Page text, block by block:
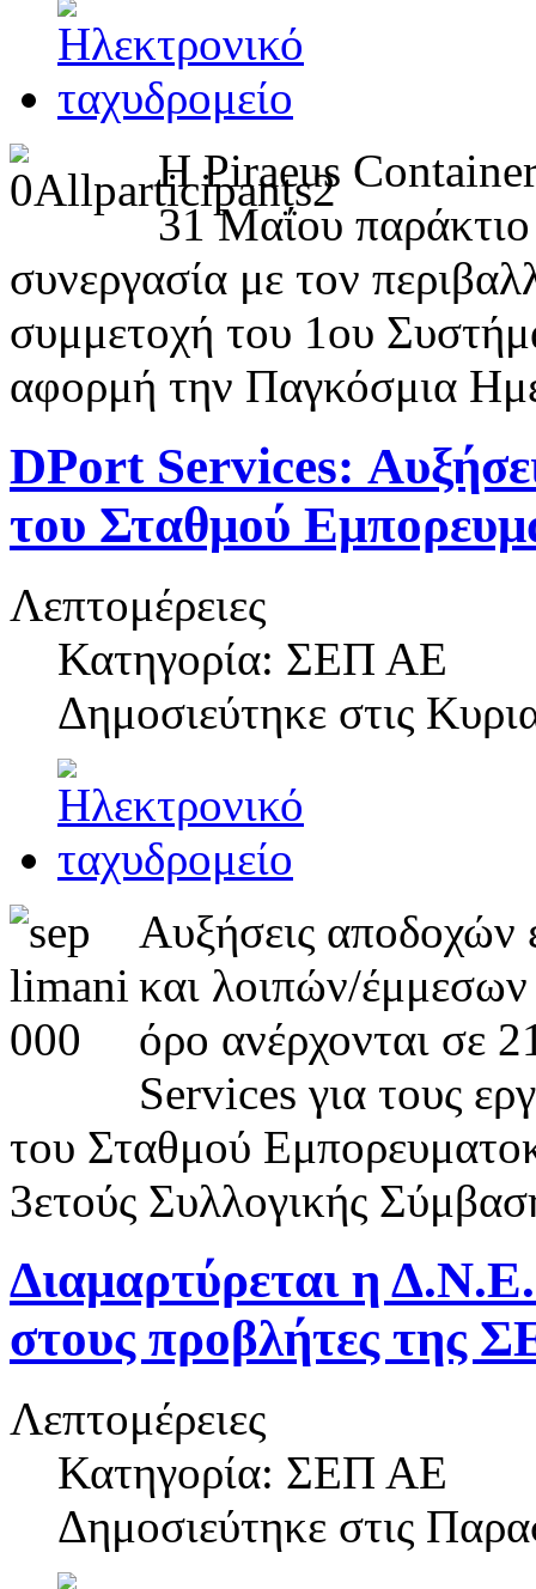
Η Piraeus
31 Μαΐου
συνεργασία με τον
συμμετοχή του 1ου
αφορμή την Παγκόσμια
DPort Services:
του Σταθμού
Λεπτομέρειες
Κατηγορία: ΣΕΠ ΑΕ
Δημοσιεύτηκε στις
Αυξήσεις
και λοιπών/
όρο ανέρχονται σε
Services για τους
του Σταθμού
3ετούς Συλλογικής
Διαμαρτύρεται η
στους προβλήτες της
Λεπτομέρειες
Κατηγορία: ΣΕΠ ΑΕ
Δημοσιεύτηκε στις